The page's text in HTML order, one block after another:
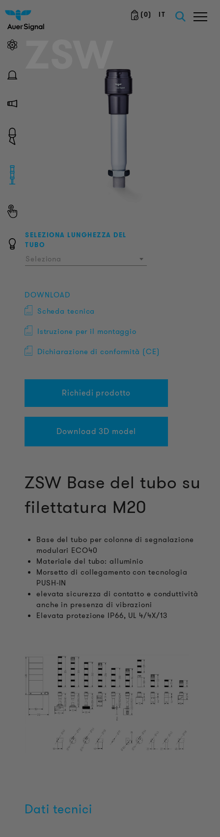
(0) IT
ZSW
SELEZIONA LUNGHEZZA DEL
TUBO
Seleziona
DOWNLOAD
Scheda tecnica
Istruzione per il montaggio
Dichiarazione di conformità (CE)
Richiedi prodotto
Download 3D model
ZSW Base del tubo su
filettatura M20
Base del tubo per colonne di segnalazione
modulari ECO40
Materiale del tubo: alluminio
Morsetto di collegamento con tecnologia
PUSH-IN
elevata sicurezza di contatto e conduttività
anche in presenza di vibrazioni
Elevata protezione IP66, UL 4/4X/13
Dati tecnici